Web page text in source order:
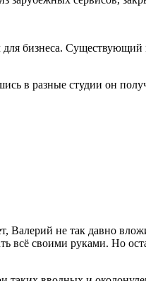
бизнеса.
в разные студии он
Валерий не так давно
своими руками. Но